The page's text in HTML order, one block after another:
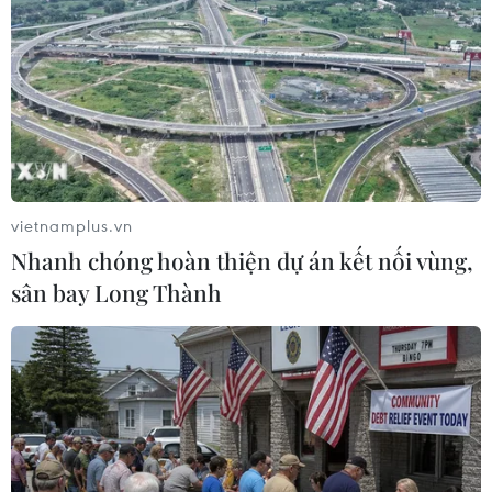
thành áp thấp nhiệt đới
01/11/2022 23:41
Dự báo trong khoảng 24 đến 48 giờ tới, bão số 7 suy
yếu thành áp thấp nhiệt đới, sau suy yếu thành vùng áp
thấp, rất ít khả năng ảnh hưởng trực tiếp đến đất liền
nước ta.
vietnamplus.vn
Nhanh chóng hoàn thiện dự án kết nối vùng,
sân bay Long Thành